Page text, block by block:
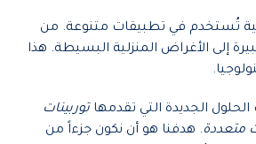
تُستخدم في تطبيقات متنوعة. من
إلى الأغراض المنزلية البسيطة. هذا
الجديدة التي تقدمهاتوربينات
متعددة. هدفنا هو أن نكون جزءاً من